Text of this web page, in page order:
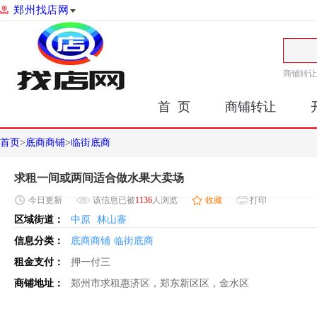
郑州找店网
商铺转让
首 页 商铺转让
首页>底商商铺>临街底商
求租一间或两间适合做水果大卖场
今日 更新 该信息已被1136人浏览 收藏 打印
区域街道： 中原
林山寨
信息分类：
底商商铺 临街底商
租金支付：
押一付三
商铺地址：
郑州市求租惠济区，郑东新区区，金水区